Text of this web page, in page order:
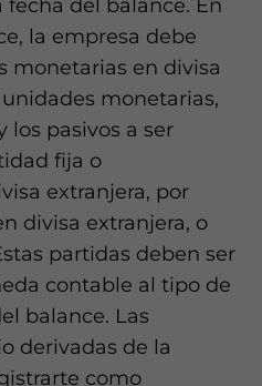
del balance. En
la empresa debe
monetarias en divisa
monetarias,
los pasivos a ser
fija o
extranjera, por
divisa extranjera, o
partidas deben ser
contable al tipo de
balance. Las
derivadas de la
como